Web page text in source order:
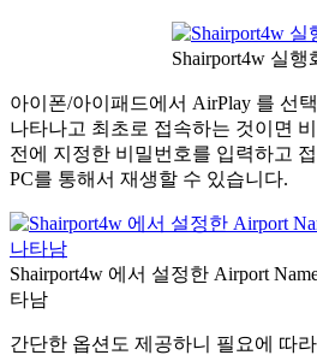
Shairport4w 실행
아이폰/아이패드에서 AirPlay 를 선
나타나고 최초로 접속하는 것이면
전에 지정한 비밀번호를 입력하고
PC를 통해서 재생할 수 있습니다.
Shairport4w 에서 설정한 Airport
타남
간단한 옵션도 제공하니 필요에 따